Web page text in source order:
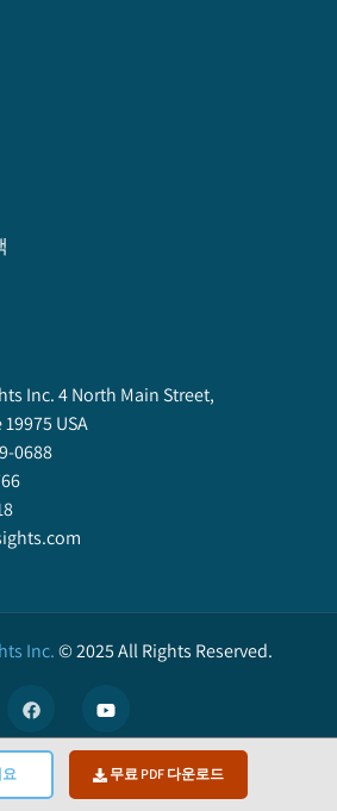
무료 PDF 다운로드
Inc. 4 North Main Street,
USA
0688
Inc.©2025All Rights Reserved.
user experience. ( Privacy Policy